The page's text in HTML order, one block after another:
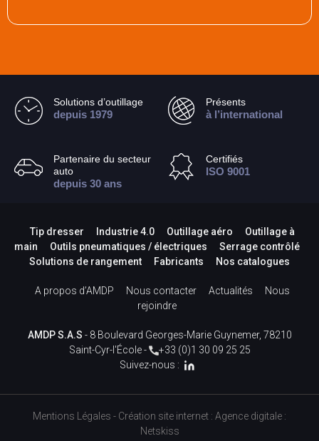
Solutions d’outillage
depuis 1979
Présents
à l’international
Partenaire du secteur
auto
depuis 30 ans
Certifiés
ISO 9001
Tip dresser Industrie 4.0 Outillage aéro
Outillage à
main
Outils pneumatiques / électriques
Serrage contrôlé
Solutions de rangement
Fabricants Nos catalogues
A propos d’AMDP Nous contacter Actualités
Nous
rejoindre
AMDP S.A.S - 8 Boulevard Georges-Marie Guynemer, 78210
Saint-Cyr-l'École -
+33 (0)1 30 09 25 25
Suivez-nous :
Mentions Légales - Création site internet : Agence digitale :
Netskiss